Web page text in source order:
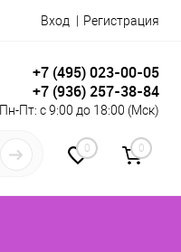
Вход Регистрация
+7 (495) 023-00-05
+7 (936) 257-38-84
Пн-Пт: с 9:00 до 18:00 (Мск)
0 0